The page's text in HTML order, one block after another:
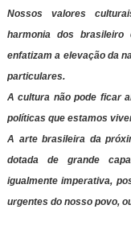
Nossos valores
harmonia dos
enfatizam a elevação da
particulares.
A cultura não pode ficar
políticas que estamos
A arte brasileira da
dotada de grande
igualmente imperativa,
urgentes do nosso povo,